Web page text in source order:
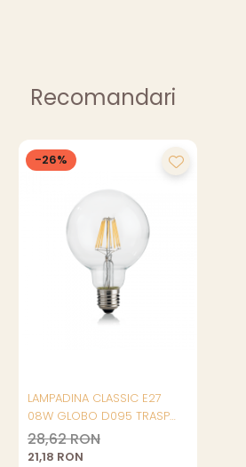
Recomandari
-26%
LAMPADINA CLASSIC E27
08W GLOBO D095 TRASP
3000K
28,62 RON
21,18 RON